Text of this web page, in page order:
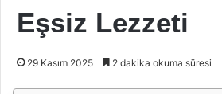
Eşsiz Lezzeti
29 Kasım 2025 2 dakika okuma süresi